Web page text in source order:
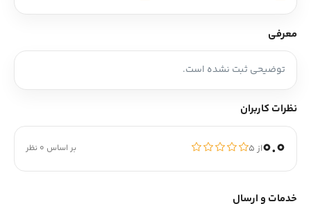
معرفی
توضیحی ثبت نشده است.
نظرات کاربران
0.0از ۵ بر اساس 0 نظر
خدمات و ارسال